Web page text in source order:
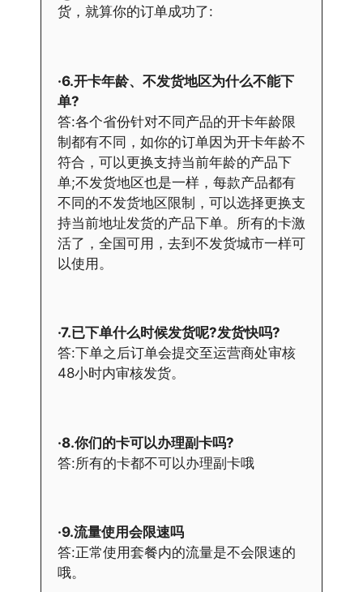
货，就算你的订单成功了:
·6.开卡年龄、不发货地区为什么不能下
单?
答:各个省份针对不同产品的开卡年龄限
制都有不同，如你的订单因为开卡年龄不
符合，可以更换支持当前年龄的产品下
单;不发货地区也是一样，每款产品都有
不同的不发货地区限制，可以选择更换支
持当前地址发货的产品下单。所有的卡激
活了，全国可用，去到不发货城市一样可
以使用。
·7.已下单什么时候发货呢?发货快吗?
答:下单之后订单会提交至运营商处审核
48小时内审核发货。
·8.你们的卡可以办理副卡吗?
答:所有的卡都不可以办理副卡哦
·9.流量使用会限速吗
答:正常使用套餐内的流量是不会限速的
哦。